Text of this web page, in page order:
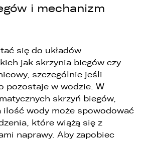
i mechanizm
się do układów
jak skrzynia biegów czy
szczególnie jeśli
pozostaje w wodzie. W
skrzyń biegów,
ilość wody może spowodować
które wiążą się z
naprawy. Aby zapobiec
bezpieczeństwa i rzetelności
oferty;
możliwości zawarcia umowy,
i udzielania odpowiedzi na
Państwa danych osobowych